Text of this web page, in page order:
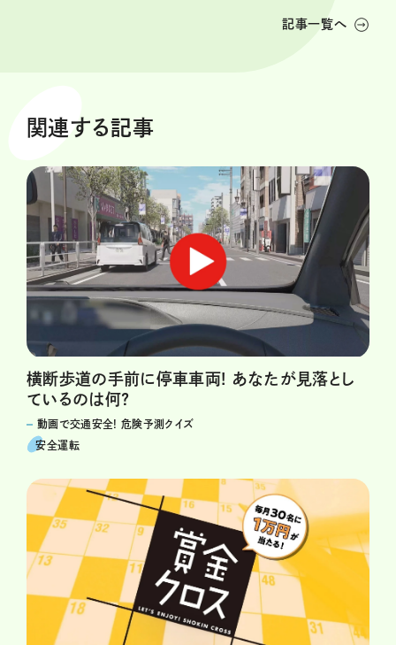
記事一覧へ
関連する記事
横断歩道の手前に停車車両! あなたが見落とし
ているのは何?
動画で交通安全! 危険予測クイズ
安全運転